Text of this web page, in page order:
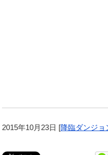
2015年10月23日 [降臨ダンジョ